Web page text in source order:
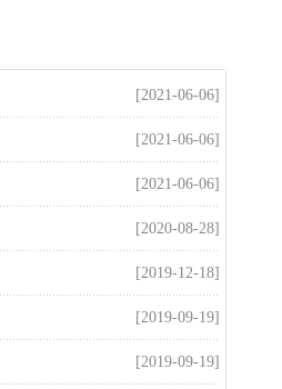
[2021-06-06]
[2021-06-06]
[2021-06-06]
[2020-08-28]
[2019-12-18]
[2019-09-19]
[2019-09-19]